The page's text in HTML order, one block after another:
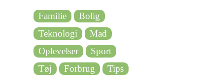
Familie
Bolig
Teknologi
Mad
Oplevelser
Sport
Tøj
Forbrug Tips